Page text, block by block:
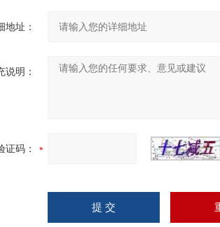
地址：
说明：
证码：